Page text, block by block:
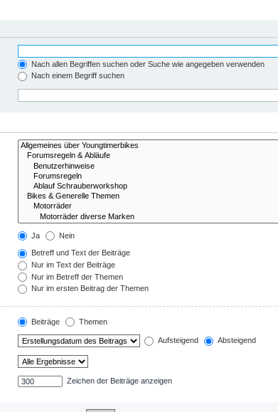
Nach allen Begriffen suchen oder Suche wie angegeben verwenden
Nach einem Begriff suchen
Ja Nein
Betreff und Text der Beiträge
Nur im Text der Beiträge
Nur im Betreff der Themen
Nur im ersten Beitrag der Themen
Beiträge Themen
Aufsteigend Absteigend
Zeichen der Beiträge anzeigen